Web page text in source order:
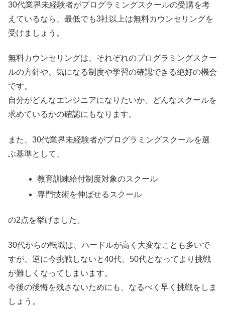
30代業界未経験者がプログラミングスクールの受講を考
えているなら、最低でも3社以上は無料カウンセリングを
受けましょう。
無料カウンセリングは、それぞれのプログラミングスクー
ルの方針や、気になる制度や学習の確認できる絶好の機会
です。
自分がどんなエンジニアになりたいか、どんなスクールを
求めているかの確認にもなります。
また、30代業界未経験者がプログラミングスクールを選
ぶ基準として、
教育訓練給付制度対象のスクール
専門技術を伸ばせるスクール
の2点を挙げました。
30代からの転職は、ハードルが高く大変なことも多いで
すが、逆に今挑戦しないと40代、50代となってより挑戦
が難しくなってしまいます。
今後の後悔を残さないためにも、なるべく早く挑戦をしま
しょう。